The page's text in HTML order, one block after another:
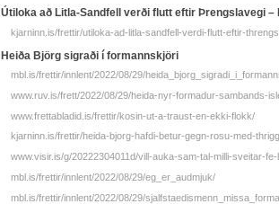
Útiloka að Litla-Sandfell verði flutt eftir Þrengslavegi
kjarninn.is/frettir/utiloka-ad-litla-sandfell-verdi-flutt-eftir-
Heiða Björg sigraði í formannskjöri
mbl.is/frettir/innlent/2022/08/29/
www.ruv.is/frett/2022/08/29/heida-nyr-formadur-sambands-
www.frettabladid.is/frettir/kosin-ut-a-traust-en-ekki-flokk/
kjarninn.is/frettir/heida-bjorg-hafdi-betur-gegn-rosu-med-
www.visir.is/g/20222304011d/vill-auka-sam-tal-milli-sveitar-fe-
mbl.is/frettir/innlent/2022/08/29/eg_er_audmjuk/
mbl.is/frettir/innlent/2022/08/29/